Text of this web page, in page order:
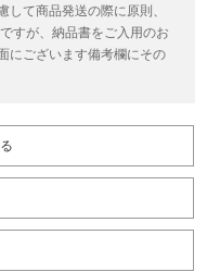
て商品発送の際に原則、
すが、納品書をご入用のお
にございます備考欄にその